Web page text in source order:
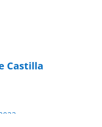
Castilla